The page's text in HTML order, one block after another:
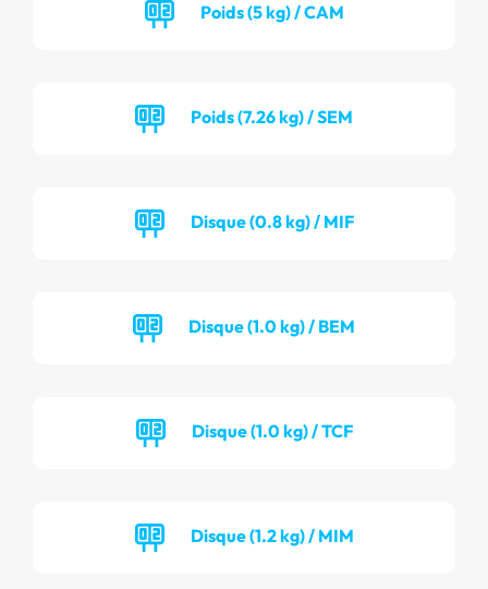
Poids (5 kg) / CAM
Poids (7.26 kg) / SEM
Disque (0.8 kg) / MIF
Disque (1.0 kg) / BEM
Disque (1.0 kg) / TCF
Disque (1.2 kg) / MIM